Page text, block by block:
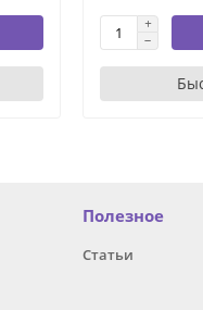
Полезное
Статьи